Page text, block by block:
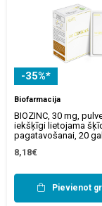
-35%*
Biofarmacija
BIOZINC, 30 mg,
iekšķīgi lietojama
pagatavošanai, 20
8,18€
Pievienot